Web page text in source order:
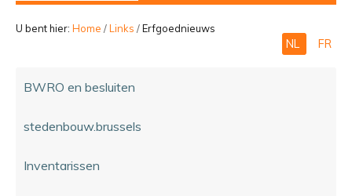
Geavanceerd
zoeken...
U bent hier: Home /Links /Erfgoednieuws
NL FR
BWRO en besluiten
stedenbouw.brussels
Inventarissen